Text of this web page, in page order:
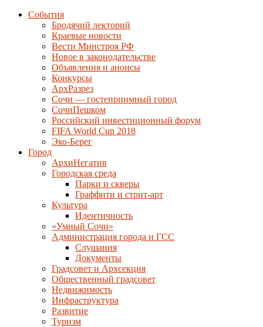
События
Бродячий лекторий
Краевые новости
Вести Минстроя РФ
Новое в законодательстве
Объявления и анонсы
Конкурсы
АрхРазрез
Сочи — гостеприимный город
СочиПешком
Российский инвестиционный форум
FIFA World Cup 2018
Эко-Берег
Город
АрхиНегатив
Городская среда
Парки и скверы
Граффити и стрит-арт
Культура
Идентичность
«Умный Сочи»
Администрация города и ГСС
Слушания
Документы
Градсовет и Архсекция
Общественный градсовет
Недвижимость
Инфраструктура
Развитие
Туризм